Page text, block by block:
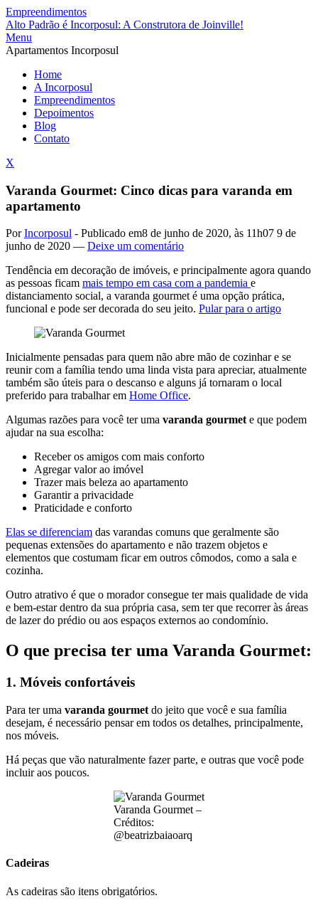
Empreendimentos
Alto Padrão é Incorposul: A Construtora de Joinville!
Menu
Apartamentos Incorposul
Home
A Incorposul
Empreendimentos
Depoimentos
Blog
Contato
X
Varanda Gourmet: Cinco dicas para varanda em
apartamento
PorIncorposul - Publicado em8 de junho de 2020, às 11h07 9 de
junho de 2020 — Deixe um comentário
Tendência em decoração de imóveis, e principalmente agora quando
as pessoas ficam mais tempo em casa com a pandemia e
distanciamento social, a varanda gourmet é uma opção prática,
funcional e pode ser decorada do seu jeito. Pular para o artigo
Inicialmente pensadas para quem não abre mão de cozinhar e se
reunir com a família tendo uma linda vista para apreciar, atualmente
também são úteis para o descanso e alguns já tornaram o local
preferido para trabalhar em Home Office.
Algumas razões para você ter uma varanda gourmete que podem
ajudar na sua escolha:
Receber os amigos com mais conforto
Agregar valor ao imóvel
Trazer mais beleza ao apartamento
Garantir a privacidade
Praticidade e conforto
Elas se diferenciam das varandas comuns que geralmente são
pequenas extensões do apartamento e não trazem objetos e
elementos que costumam ficar em outros cômodos, como a sala e
cozinha.
Outro atrativo é que o morador consegue ter mais qualidade de vida
e bem-estar dentro da sua própria casa, sem ter que recorrer às áreas
de lazer do prédio ou aos espaços externos ao condomínio.
O que precisa ter uma Varanda Gourmet:
1. Móveis confortáveis
Para ter uma varanda gourmet do jeito que você e sua família
desejam, é necessário pensar em todos os detalhes, principalmente,
nos móveis.
Há peças que vão naturalmente fazer parte, e outras que você pode
incluir aos poucos.
Varanda Gourmet –
Créditos:
@beatrizbaiaoarq
Cadeiras
As cadeiras são itens obrigatórios.